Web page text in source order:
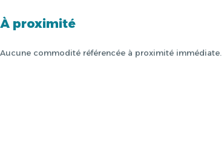
À proximité
Aucune commodité référencée à proximité immédiate.